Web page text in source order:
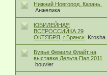
Нижний Новгород, Казань.
Анжелика
ЮБИЛЕЙНАЯ
ВСЕРОССИЙКА 29
ОКТЯБРЯ, г.Брянск Krosha
Бувье Фемили Флайт на
выставке Дельта Пал 2011
bouvier